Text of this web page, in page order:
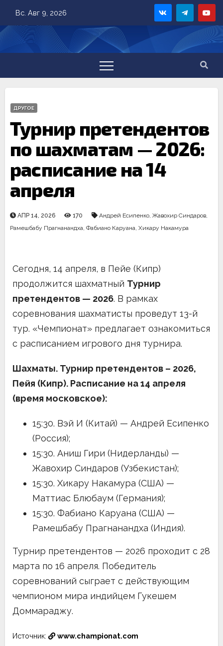
content
Вс. Авг 9, 2026
ДРУГОЕ
Турнир претендентов
по шахматам — 2026:
расписание на 14
апреля
АПР 14, 2026 170 Андрей Есипенко, Жавохир Синдаров,
Рамешбабу Прагнанандха, Фабиано Каруана, Хикару Накамура
Сегодня, 14 апреля, в Пейе (Кипр)
продолжится шахматный Турнир
претендентов — 2026. В рамках
соревнования шахматисты проведут 13-й
тур. «Чемпионат» предлагает ознакомиться
с расписанием игрового дня турнира.
Шахматы. Турнир претендентов – 2026,
Пейя (Кипр). Расписание на 14 апреля
(время московское):
15:30. Вэй И (Китай) — Андрей Есипенко
(Россия);
15:30. Аниш Гири (Нидерланды) —
Жавохир Синдаров (Узбекистан);
15:30. Хикару Накамура (США) —
Маттиас Блюбаум (Германия);
15:30. Фабиано Каруана (США) —
Рамешбабу Прагнанандха (Индия).
Турнир претендентов — 2026 проходит с 28
марта по 16 апреля. Победитель
соревнований сыграет с действующим
чемпионом мира индийцем Гукешем
Доммараджу.
Источник: www.championat.com